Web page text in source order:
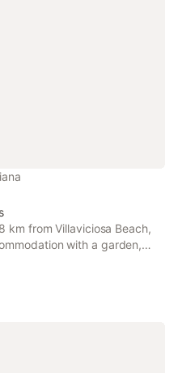
km from Villaviciosa Beach,
with a garden,
and a terrace. With free